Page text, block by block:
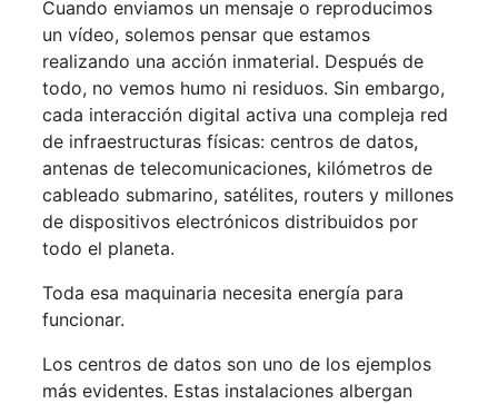
Cuando enviamos un mensaje o reproducimos
un vídeo, solemos pensar que estamos
realizando una acción inmaterial. Después de
todo, no vemos humo ni residuos. Sin embargo,
cada interacción digital activa una compleja red
de infraestructuras físicas: centros de datos,
antenas de telecomunicaciones, kilómetros de
cableado submarino, satélites, routers y millones
de dispositivos electrónicos distribuidos por
todo el planeta.
Toda esa maquinaria necesita energía para
funcionar.
Los centros de datos son uno de los ejemplos
más evidentes. Estas instalaciones albergan